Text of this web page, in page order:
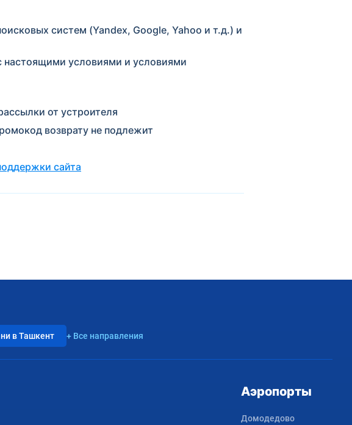
систем (Yandex, Google, Yahoo и т.д.) и
настоящими условиями и условиями
от устроителя
возврату не подлежит
сайта
в Ташкент + Все направления
Аэропорты
Домодедово